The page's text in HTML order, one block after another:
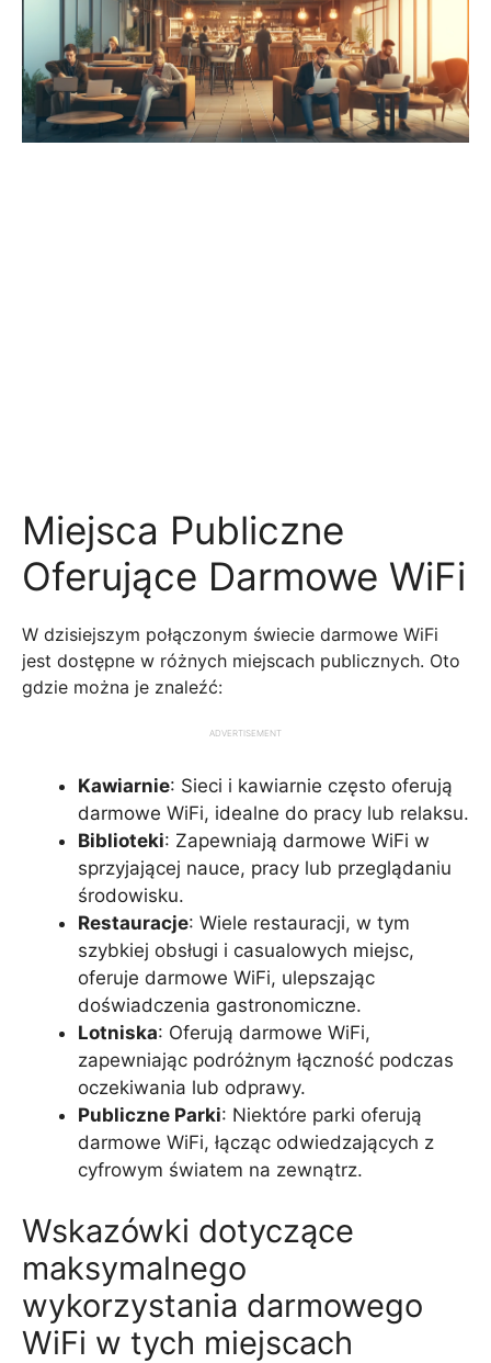
Miejsca Publiczne
Oferujące Darmowe WiFi
W dzisiejszym połączonym świecie darmowe WiFi
jest dostępne w różnych miejscach publicznych. Oto
gdzie można je znaleźć:
ADVERTISEMENT
Kawiarnie: Sieci i kawiarnie często oferują
darmowe WiFi, idealne do pracy lub relaksu.
Biblioteki: Zapewniają darmowe WiFi w
sprzyjającej nauce, pracy lub przeglądaniu
środowisku.
Restauracje: Wiele restauracji, w tym
szybkiej obsługi i casualowych miejsc,
oferuje darmowe WiFi, ulepszając
doświadczenia gastronomiczne.
Lotniska: Oferują darmowe WiFi,
zapewniając podróżnym łączność podczas
oczekiwania lub odprawy.
Publiczne Parki: Niektóre parki oferują
darmowe WiFi, łącząc odwiedzających z
cyfrowym światem na zewnątrz.
Wskazówki dotyczące
maksymalnego
wykorzystania darmowego
WiFi w tych miejscach